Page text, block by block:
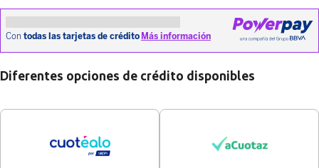
Diferentes opciones de crédito disponibles